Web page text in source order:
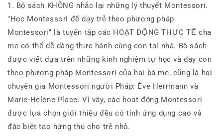
đã
muộn,
Con
không
muốn
làm
cây
trong
lồng
kính,
Cha
mẹ
đã
muộn,
Con
không
muốn
làm
cây
trong
kính,
Cha
mẹ
1. Bộ sách KHÔNG nhắc lại những lý thuyết Montessori.
"Học Montessori để dạy trẻ theo phương pháp
Montessori" là tuyển tập các HOẠT ĐỘNG THỰC TẾ cha
mẹ có thể dễ dàng thực hành cùng con tại nhà. Bộ sách
được viết dựa trên những kinh nghiệm tự học và dạy con
theo phương pháp Montessori của hai bà mẹ, cũng là hai
chuyên gia Montessori người Pháp: Ève Herrmann và
Marie-Hélène Place. Vì vậy, các hoạt động Montessori
được lựa chọn giới thiệu đều có tính ứng dụng cao và
đặc biệt tạo hứng thú cho trẻ nhỏ.